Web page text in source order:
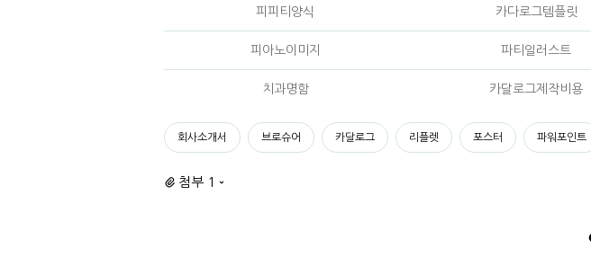
피피티양식 카다로그템플릿
피아노이미지 파티일러스트
치과명함 카달로그제작비용
회사소개서 브로슈어 카달로그 리플렛 포스터 파워포인트
첨부 1